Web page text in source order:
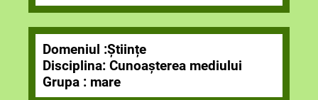
Domeniul :Științe
Disciplina: Cunoașterea mediului
Grupa : mare